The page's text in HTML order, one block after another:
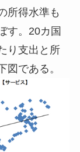
所得水準も
す。20カ国
り支出と所
図である。